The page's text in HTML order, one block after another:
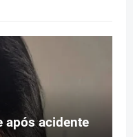
após acidente